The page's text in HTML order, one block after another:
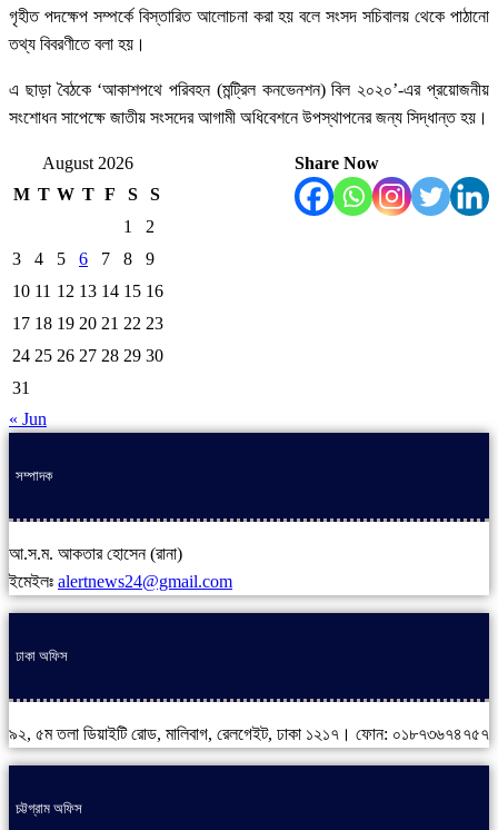
গৃহীত পদক্ষেপ সম্পর্কে বিস্তারিত আলোচনা করা হয় বলে সংসদ সচিবালয় থেকে পাঠানো
তথ্য বিবরণীতে বলা হয়।
এ ছাড়া বৈঠকে ‘আকাশপথে পরিবহন (মন্ট্রিল কনভেনশন) বিল ২০২০’-এর প্রয়োজনীয়
সংশোধন সাপেক্ষে জাতীয় সংসদের আগামী অধিবেশনে উপস্থাপনের জন্য সিদ্ধান্ত হয়।
Share Now
August 2026
M T W T F S
S
1
2
3
4 5 6 7 8
9
10 11 12 13 14 15 16
17 18 19 20 21 22 23
24 25 26 27 28 29 30
31
« Jun
সম্পাদক
আ.স.ম. আকতার হোসেন (রানা)
ইমেইলঃ alertnews24@gmail.com
ঢাকা অফিস
৯২, ৫ম তলা ডিয়াইটি রোড, মালিবাগ, রেলগেইট, ঢাকা ১২১৭। ফোন: ০১৮৭৩৬৭৪৭৫৭
চট্টগ্রাম অফিস